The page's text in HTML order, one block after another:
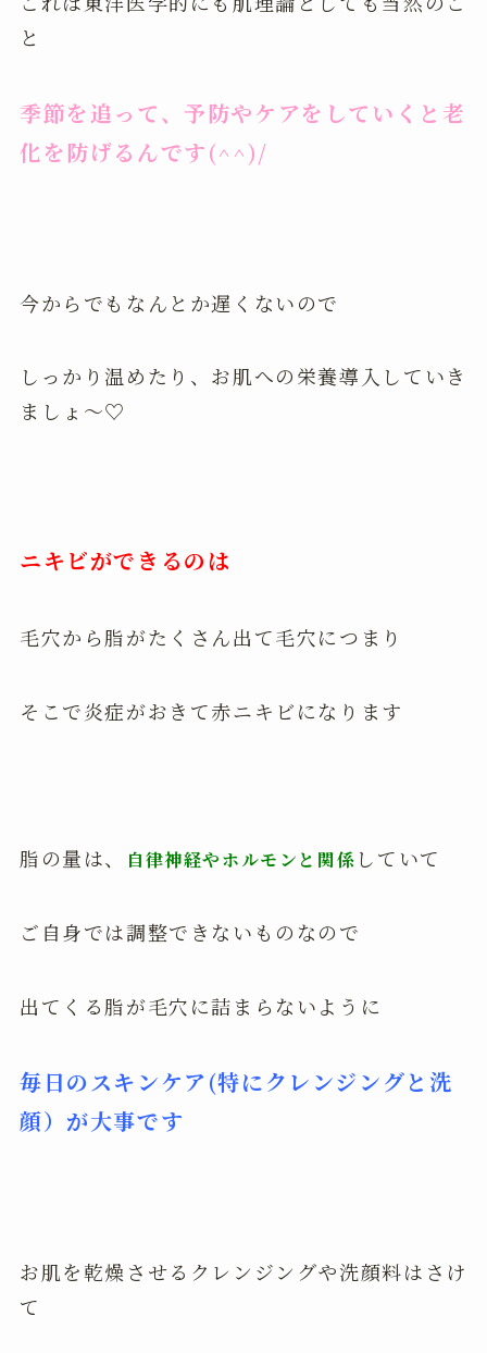
と
季節を追って、予防やケアをしていくと老
化を防げるんです(^^)/
今からでもなんとか遅くないので
しっかり温めたり、お肌への栄養導入していき
ましょ～♡
ニキビができるのは
毛穴から脂がたくさん出て毛穴につまり
そこで炎症がおきて赤ニキビになります
脂の量は、 自律神経やホルモンと関係 していて
ご自身では調整できないものなので
出てくる脂が毛穴に詰まらないように
毎日のスキンケア(特にクレンジングと洗
顔）が大事です
お肌を乾燥させるクレンジングや洗顔料はさけ
て